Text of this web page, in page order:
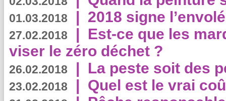
01.03.2018 | 2018 signe
27.02.2018 | Est-ce que les
viser le zéro déchet ?
26.02.2018 | La peste soit des
23.02.2018 | Quel est le vrai